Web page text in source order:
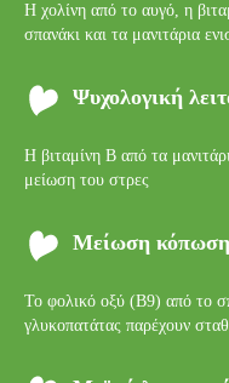
Η χολίνη από το αυγό, η
σπανάκι και τα μανιτάρια
Ψυχολογική
Η βιταμίνη Β από τα
μείωση του στρες
Μείωση
Το φολικό οξύ (Β9) από το
γλυκοπατάτας παρέχουν